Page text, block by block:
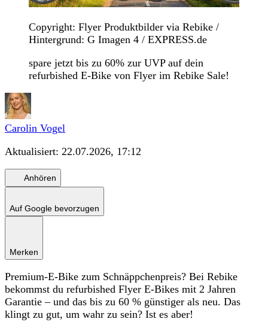
Copyright: Flyer Produktbilder via Rebike /
Hintergrund: G Imagen 4 / EXPRESS.de
spare jetzt bis zu 60% zur UVP auf dein
refurbished E-Bike von Flyer im Rebike Sale!
Carolin Vogel
Aktualisiert: 22.07.2026, 17:12
Anhören
Auf Google bevorzugen
Merken
Premium-E-Bike zum Schnäppchenpreis? Bei Rebike
bekommst du refurbished Flyer E-Bikes mit 2 Jahren
Garantie – und das bis zu 60 % günstiger als neu. Das
klingt zu gut, um wahr zu sein? Ist es aber!